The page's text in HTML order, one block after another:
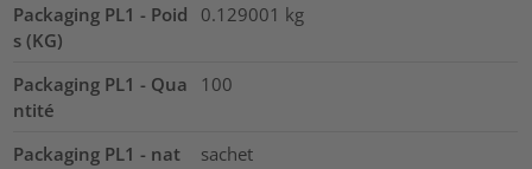
Packaging PL1 - Poid
s (KG)
0.129001 kg
Packaging PL1 - Qua
ntité
100
Packaging PL1 - nat
sachet